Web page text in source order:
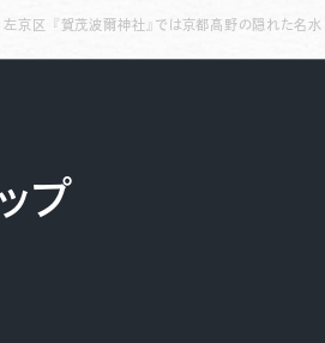
左京区 『賀茂波爾神社』では京都高野の隠れた名水
プ